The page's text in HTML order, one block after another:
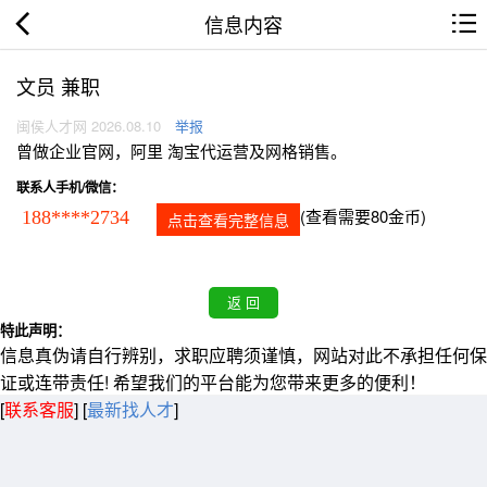
信息内容
文员 兼职
闽侯人才网 2026.08.10 举报
曾做企业官网，阿里 淘宝代运营及网格销售。
联系人手机/微信：
188****2734 点击查看完整信息 (查看需要80金币)
特此声明：
信息真伪请自行辨别，求职应聘须谨慎，网站对此不承担任何保
证或连带责任! 希望我们的平台能为您带来更多的便利！
[联系客服] [最新找人才]